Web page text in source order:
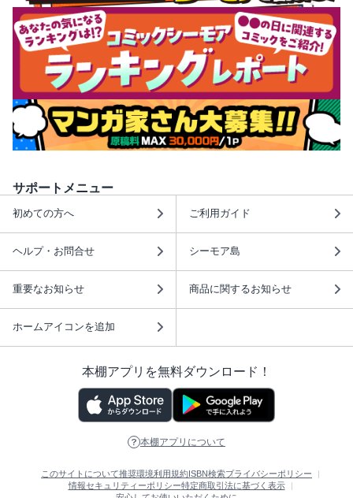
サポートメニュー
初めての方へ ご利用ガイド
ヘルプ・お問合せ シーモア島
重要なお知らせ 商品に関するお知らせ
ホームアイコンを追加
本棚アプリを無料ダウンロード！
本棚アプリについて
このサイトについて推奨環境利用規約ISBN検索プライバシーポリシー
情報セキュリティーポリシー特定商取引法に基づく表示